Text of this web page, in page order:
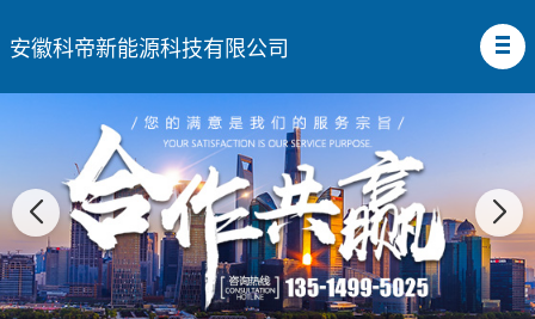
安徽科帝新能源科技有限公司